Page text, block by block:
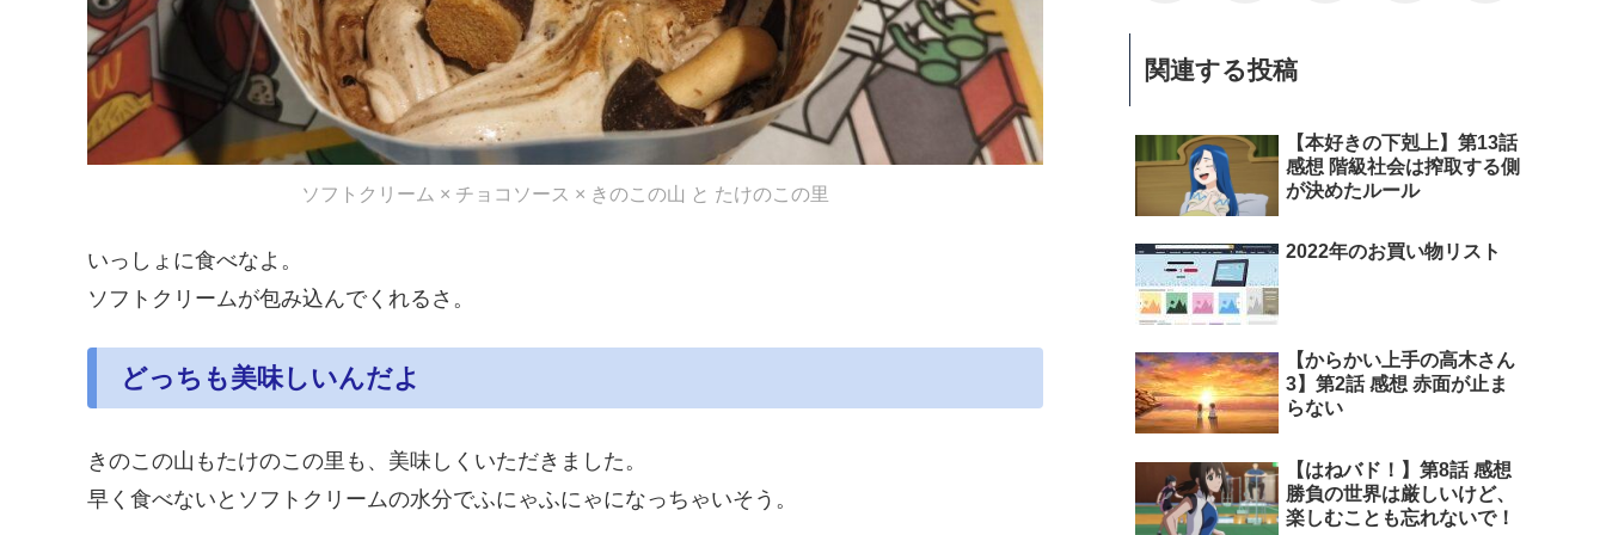
ソフトクリーム × チョコソース × きのこの山 と たけのこの里
いっしょに食べなよ。
ソフトクリームが包み込んでくれるさ。
どっちも美味しいんだよ
きのこの山もたけのこの里も、美味しくいただきました。
早く食べないとソフトクリームの水分でふにゃふにゃになっちゃいそう。
関連する投稿
【本好きの下剋上】第13話
感想 階級社会は搾取する側
が決めたルール
2022年のお買い物リスト
【からかい上手の高木さん
3】第2話 感想 赤面が止ま
らない
【はねバド！】第8話 感想
勝負の世界は厳しいけど、
楽しむことも忘れないで！